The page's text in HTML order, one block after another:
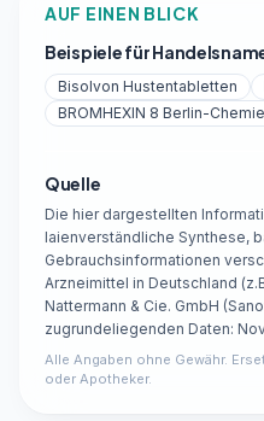
AUF EINEN BLICK
Beispiele für
Bisolvon Hustentabletten
BROMHEXIN 8 Berlin-Chemie
Quelle
Die hier dargestellten
laienverständliche Synthese,
Gebrauchsinformationen
Arzneimittel in Deutschland
Nattermann & Cie. GmbH
zugrundeliegenden Daten:
Alle Angaben ohne Gewähr.
oder Apotheker.